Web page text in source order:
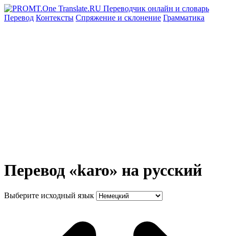
Перевод Контексты Спряжение и склонение Грамматика
Перевод «karo» на русский
Выберите исходный язык